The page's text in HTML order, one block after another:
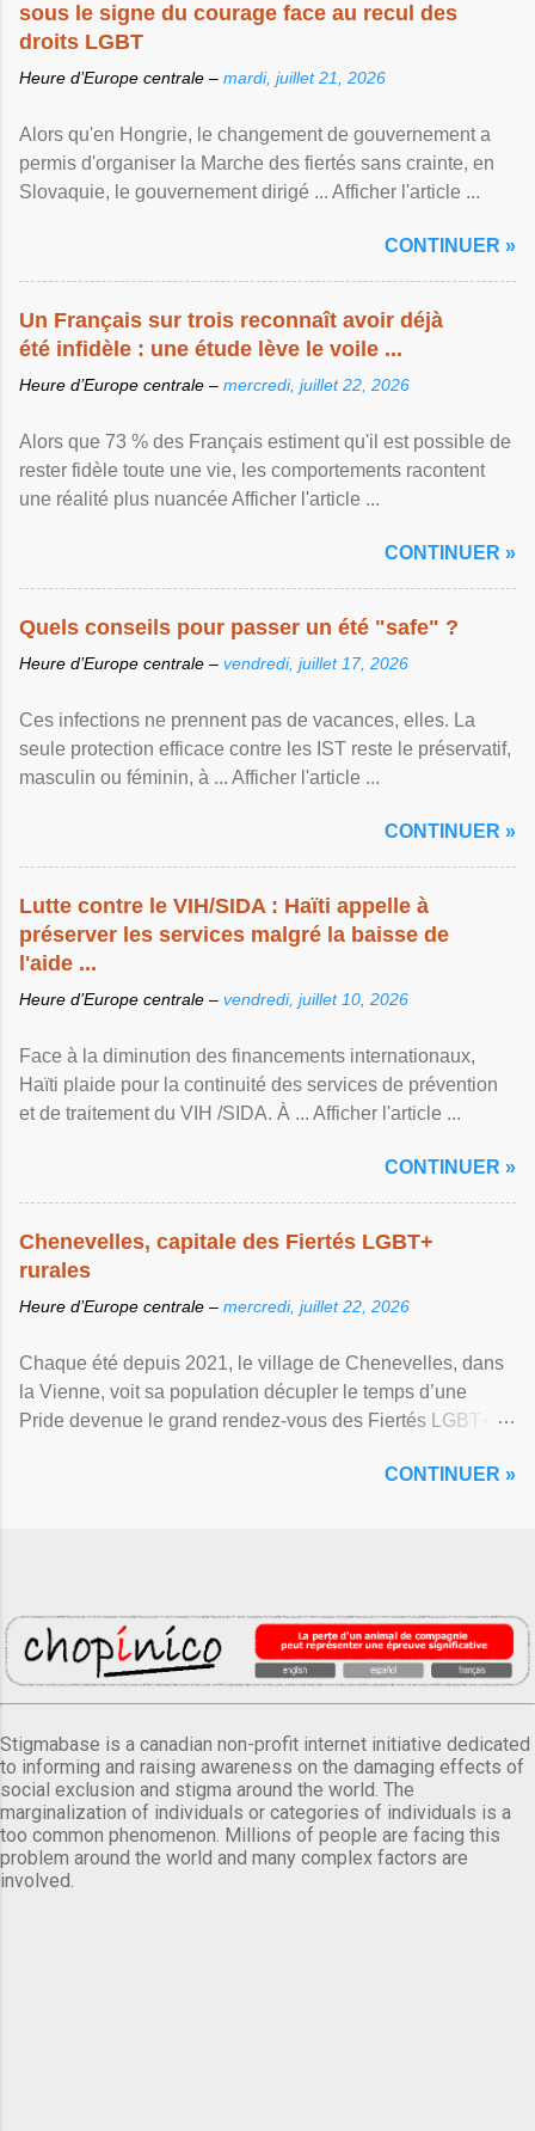
sous le signe du courage face au recul des
droits LGBT
Heure d’Europe centrale – mardi, juillet 21, 2026
Alors qu'en Hongrie, le changement de gouvernement a
permis d'organiser la Marche des fiertés sans crainte, en
Slovaquie, le gouvernement dirigé ... Afficher l'article ...
CONTINUER »
Un Français sur trois reconnaît avoir déjà
été infidèle : une étude lève le voile ...
Heure d’Europe centrale – mercredi, juillet 22, 2026
Alors que 73 % des Français estiment qu'il est possible de
rester fidèle toute une vie, les comportements racontent
une réalité plus nuancée Afficher l'article ...
CONTINUER »
Quels conseils pour passer un été "safe" ?
Heure d’Europe centrale – vendredi, juillet 17, 2026
Ces infections ne prennent pas de vacances, elles. La
seule protection efficace contre les IST reste le préservatif,
masculin ou féminin, à ... Afficher l'article ...
CONTINUER »
Lutte contre le VIH/SIDA : Haïti appelle à
préserver les services malgré la baisse de
l'aide ...
Heure d’Europe centrale – vendredi, juillet 10, 2026
Face à la diminution des financements internationaux,
Haïti plaide pour la continuité des services de prévention
et de traitement du VIH /SIDA. À ... Afficher l'article ...
CONTINUER »
Chenevelles, capitale des Fiertés LGBT+
rurales
Heure d’Europe centrale – mercredi, juillet 22, 2026
Chaque été depuis 2021, le village de Chenevelles, dans
la Vienne, voit sa population décupler le temps d’une
Pride devenue le grand rendez-vous des Fiertés LGBT+
CONTINUER »
Stigmabase is a canadian non-profit internet initiative dedicated
to informing and raising awareness on the damaging effects of
social exclusion and stigma around the world. The
marginalization of individuals or categories of individuals is a
too common phenomenon. Millions of people are facing this
problem around the world and many complex factors are
involved.